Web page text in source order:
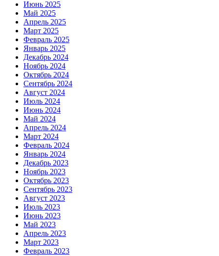
Июнь 2025
Май 2025
Апрель 2025
Март 2025
Февраль 2025
Январь 2025
Декабрь 2024
Ноябрь 2024
Октябрь 2024
Сентябрь 2024
Август 2024
Июль 2024
Июнь 2024
Май 2024
Апрель 2024
Март 2024
Февраль 2024
Январь 2024
Декабрь 2023
Ноябрь 2023
Октябрь 2023
Сентябрь 2023
Август 2023
Июль 2023
Июнь 2023
Май 2023
Апрель 2023
Март 2023
Февраль 2023